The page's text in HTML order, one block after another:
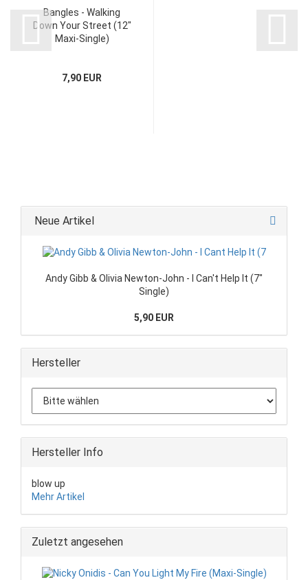
Bangles - Walking
Down Your Street (12"
Maxi-Single)
7,90 EUR
Neue Artikel
Andy Gibb & Olivia Newton-John - I Can't Help It (7"
Single)
5,90 EUR
Hersteller
Hersteller Info
blow up
Mehr Artikel
Zuletzt angesehen